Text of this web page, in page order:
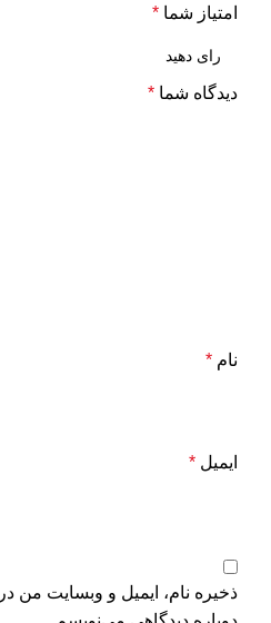
امتیاز شما *
دیدگاه شما *
نام *
ایمیل *
ذخیره نام، ایمیل و وبسایت من